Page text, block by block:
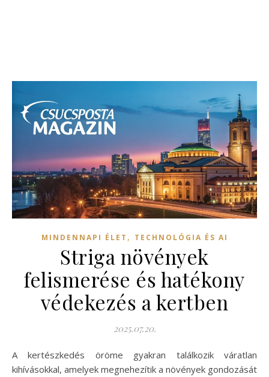
MINDENNAPI ÉLET , TECHNOLÓGIA ÉS AI
Striga növények
felismerése és hatékony
védekezés a kertben
2025.07.20.
A kertészkedés öröme gyakran találkozik váratlan
kihívásokkal, amelyek megnehezítik a növények gondozását